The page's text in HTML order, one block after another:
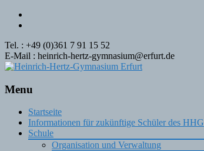
Tel. : +49 (0)361 7 91 15 52
E-Mail : heinrich-hertz-gymnasium@erfurt.de
Menu
Skip
content
Startseite
Informationen für zukünftige Schüler des HHG
Schule
Organisation und Verwaltung